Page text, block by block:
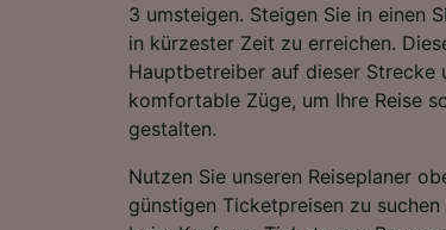
3 umsteigen. Steigen Sie in einen
in kürzester Zeit zu erreichen.
Hauptbetreiber auf dieser Strecke
komfortable Züge, um Ihre Reise
gestalten.
Nutzen Sie unseren Reiseplaner
günstigen Ticketpreisen zu